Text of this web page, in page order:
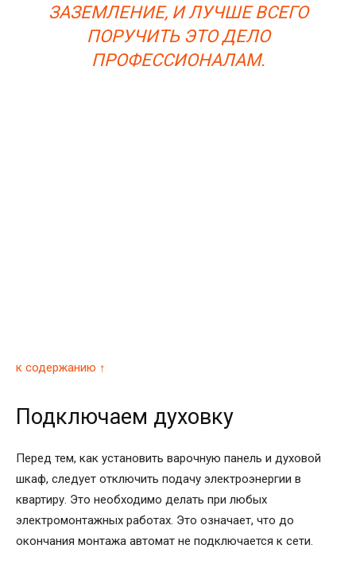
ЗАЗЕМЛЕНИЕ, И ЛУЧШЕ ВСЕГО
ПОРУЧИТЬ ЭТО ДЕЛО
ПРОФЕССИОНАЛАМ.
к содержанию ↑
Подключаем духовку
Перед тем, как установить варочную панель и духовой
шкаф, следует отключить подачу электроэнергии в
квартиру. Это необходимо делать при любых
электромонтажных работах. Это означает, что до
окончания монтажа автомат не подключается к сети.